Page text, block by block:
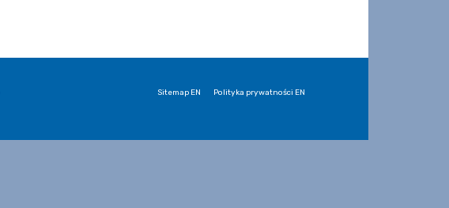
Sitemap EN Polityka prywatności EN